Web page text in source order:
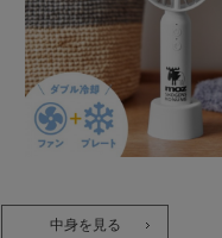
中身を見る